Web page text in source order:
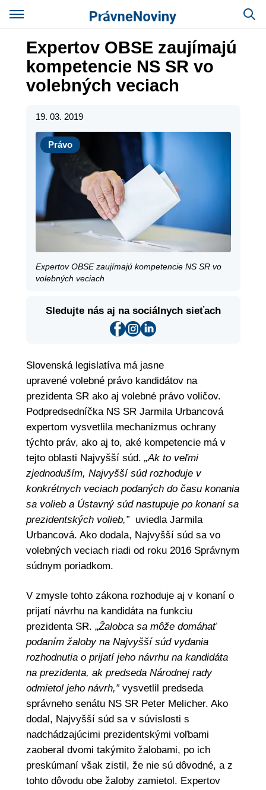
Expertov OBSE zaujímajú
kompetencie NS SR vo
volebných veciach
19. 03. 2019
Právo
Právo
Expertov OBSE zaujímajú kompetencie NS SR vo
volebných veciach
Sledujte nás aj na sociálnych sieťach
Slovenská legislatíva má jasne
upravené volebné právo kandidátov na
prezidenta SR ako aj volebné právo voličov.
Podpredsedníčka NS SR Jarmila Urbancová
expertom vysvetlila mechanizmus ochrany
týchto práv, ako aj to, aké kompetencie má v
tejto oblasti Najvyšší súd. „Ak to veľmi
zjednoduším, Najvyšší súd rozhoduje v
konkrétnych veciach podaných do času konania
sa volieb a Ústavný súd nastupuje po konaní sa
prezidentských volieb,” uviedla Jarmila
Urbancová. Ako dodala, Najvyšší súd sa vo
volebných veciach riadi od roku 2016 Správnym
súdnym poriadkom.
V zmysle tohto zákona rozhoduje aj v konaní o
prijatí návrhu na kandidáta na funkciu
prezidenta SR. „Žalobca sa môže domáhať
podaním žaloby na Najvyšší súd vydania
rozhodnutia o prijatí jeho návrhu na kandidáta
na prezidenta, ak predseda Národnej rady
odmietol jeho návrh,” vysvetlil predseda
správneho senátu NS SR Peter Melicher. Ako
dodal, Najvyšší súd sa v súvislosti s
nadchádzajúcimi prezidentskými voľbami
zaoberal dvomi takýmito žalobami, po ich
preskúmaní však zistil, že nie sú dôvodné, a z
tohto dôvodu obe žaloby zamietol. Expertov